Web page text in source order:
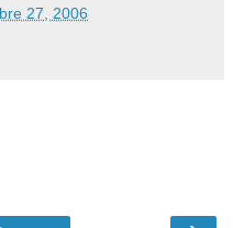
27, 2006